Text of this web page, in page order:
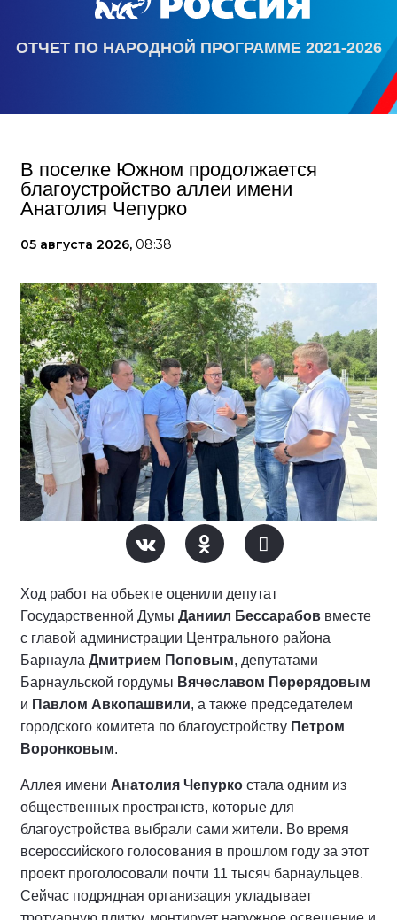
ОТЧЕТ ПО НАРОДНОЙ ПРОГРАММЕ 2021-2026
В поселке Южном продолжается
благоустройство аллеи имени
Анатолия Чепурко
05 августа 2026, 08:38
Ход работ на объекте оценили депутат
Государственной Думы Даниил Бессарабов вместе
с главой администрации Центрального района
Барнаула Дмитрием Поповым, депутатами
Барнаульской гордумы Вячеславом Перерядовым
и Павлом Авкопашвили, а также председателем
городского комитета по благоустройству Петром
Воронковым.
Аллея имени Анатолия Чепурко стала одним из
общественных пространств, которые для
благоустройства выбрали сами жители. Во время
всероссийского голосования в прошлом году за этот
проект проголосовали почти 11 тысяч барнаульцев.
Сейчас подрядная организация укладывает